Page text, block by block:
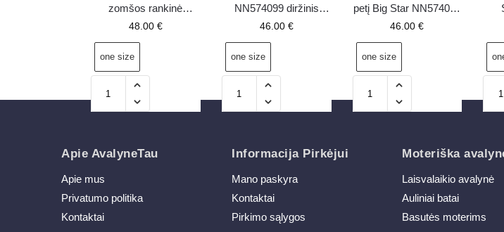
zomšos rankinė
Gressa
48.00 €
one size
NN574099 diržinis
krepšys, mėlynas
46.00 €
one size
petį Big Star NN574098
tamsiai mėlyna
46.00€
one size
Apie AvalyneTau
Apie mus
Privatumo politika
Kontaktai
Informacija Pirkėjui
Mano paskyra
Kontaktai
Pirkimo sąlygos
Moteriška
Laisvalaikio avalynė
Auliniai batai
Basutės moterims